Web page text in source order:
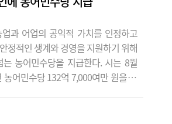
과 어업의 공익적 가치를 인정하고
정적인 생계와 경영을 지원하기 위해
농어민수당을 지급한다. 시는 8월
어민수당 132억 7,000여만 원을 지